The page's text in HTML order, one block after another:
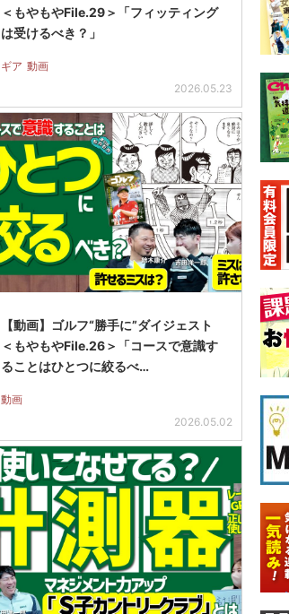
＜もやもやFile.29＞「フィッティング
は受けるべき？」
ギア 動画
2026.05.23
【動画】ゴルフ“勝手に”ダイジェスト
＜もやもやFile.26＞「コースで意識す
ることはひとつに絞るべ…
動画
2026.05.02